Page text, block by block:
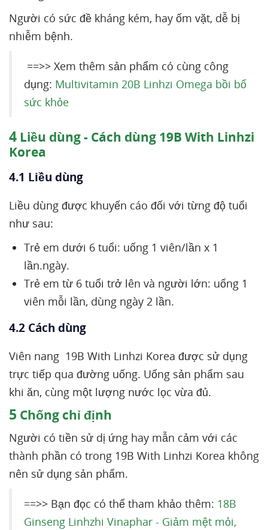
Người có sức đề kháng kém, hay ốm vặt, dễ bị
nhiễm bệnh.
==>> Xem thêm sản phẩm có cùng công
dụng: Multivitamin 20B Linhzi Omega bồi bổ
sức khỏe
4 Liều dùng - Cách dùng 19B With Linhzi
Korea
4.1 Liều dùng
Liều dùng được khuyến cáo đối với từng độ tuổi
như sau:
Trẻ em dưới 6 tuổi: uống 1 viên/lần x 1
lần.ngày.
Trẻ em từ 6 tuổi trở lên và người lớn: uống 1
viên mỗi lần, dùng ngày 2 lần.
4.2 Cách dùng
Viên nang 19B With Linhzi Korea được sử dụng
trực tiếp qua đường uống. Uống sản phẩm sau
khi ăn, cùng một lượng nước lọc vừa đủ.
5 Chống chỉ định
Người có tiền sử dị ứng hay mẫn cảm với các
thành phần có trong 19B With Linhzi Korea không
nên sử dụng sản phẩm.
==>> Bạn đọc có thể tham khảo thêm: 18B
Ginseng Linhzhi Vinaphar - Giảm mệt mỏi,